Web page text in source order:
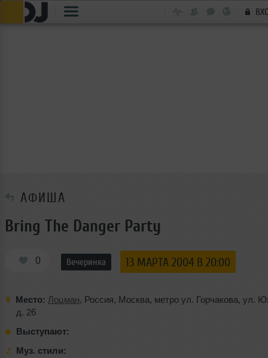
АФИША
Bring The Danger Party
0 Вечеринка 13 МАРТА 2004 В 20:00
Место: Лоцман, Россия, Москва, метро ул. Горчакова, ул.
д. 26
Выступают:
Муз. стили: